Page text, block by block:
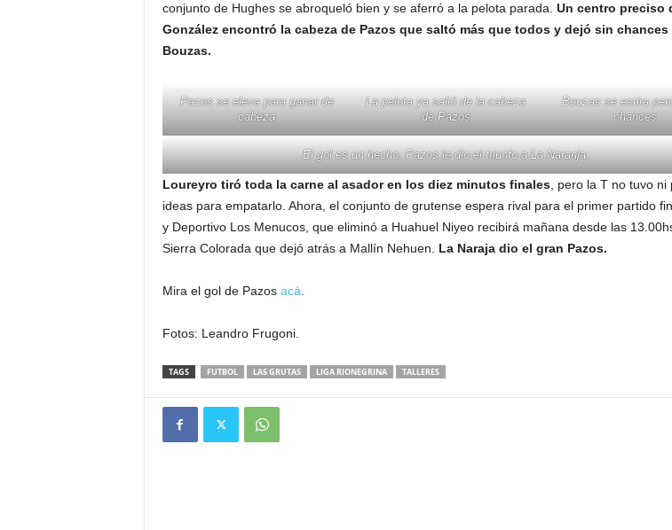
conjunto de Hughes se abroqueló bien y se aferró a la pelota parada. Un centro preciso
González encontró la cabeza de Pazos que saltó más que todos y dejó sin chances
Bouzas.
Pazos se eleva para ganar de
cabeza
La pelota ya salió de la cabeza
de Pazos
Bouzas se estira
chances
El gol es un hecho, Pazos le dio el triunfo a La Naranja.
Loureyro tiró toda la carne al asador en los diez minutos finales, pero la T no tuvo ni
ideas para empatarlo. Ahora, el conjunto de grutense espera rival para el primer partido
y Deportivo Los Menucos, que eliminó a Huahuel Niyeo recibirá mañana desde las
Sierra Colorada que dejó atrás a Mallín Nehuen.
La Naraja dio el gran Pazos.
Mira el gol de Pazos acá
Fotos: Leandro Frugoni.
TAGS FUTBOL LAS GRUTAS LIGA RIONEGRINA TALLERES